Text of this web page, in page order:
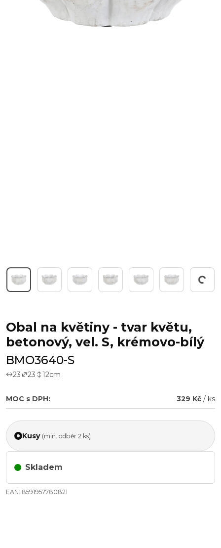
Pracuji...
Obal na květiny - tvar květu,
betonový, vel. S, krémovo-bílý
BMO3640-S
23 23 12cm
MOC s DPH: 329 Kč / ks
Kusy (min. odběr 2 ks)
Skladem
EAN: 8591957780821